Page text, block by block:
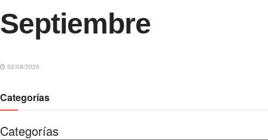
Septiembre
02/08/2026
Categorías
Categorías